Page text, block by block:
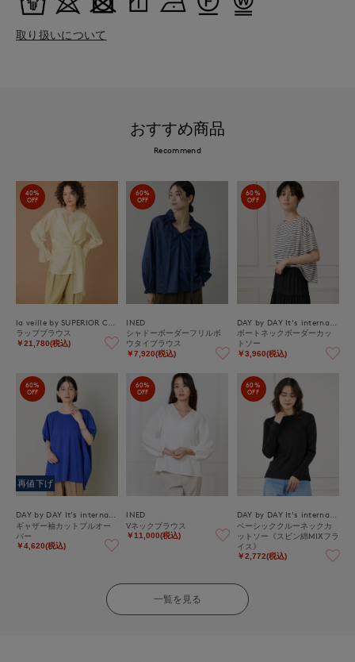
取り扱いについて
おすすめ商品
Recommend
40%
OFF
ラップブラウス
￥21,780(税込)
60%
OFF
INED
シャドーボーダーフリルボ
ウタイブラウス
￥7,920(税込)
60%
OFF
ボートネックボーダーカッ
トソー
￥3,960(税込)
60%
OFF
再値下げ
ギャザー袖カットプルオー
バー
￥4,620(税込)
60%
OFF
INED
Vネックブラウス
￥11,000(税込)
60%
OFF
ベーシッククルーネックカ
ットソー《スビン綿MIXフラ
イス》
￥2,772(税込)
一覧を見る